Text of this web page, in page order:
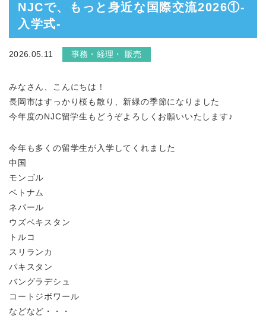
NJCで、もっと身近な国際交流2026①-
入学式-
2026.05.11 事務・経理・ 販売
みなさん、こんにちは！
長岡市はすっかり桜も散り、新緑の季節になりました
今年度のNJC留学生もどうぞよろしくお願いいたします♪
今年も多くの留学生が入学してくれました
中国
モンゴル
ベトナム
ネパール
ウズベキスタン
トルコ
スリランカ
パキスタン
バングラデシュ
コートジボワール
などなど・・・